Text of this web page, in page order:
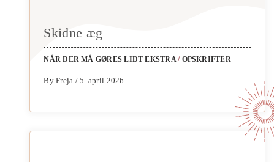
Skidne æg
NÅR DER MÅ GØRES LIDT EKSTRA/ OPSKRIFTER
By Freja / 5. april 2026